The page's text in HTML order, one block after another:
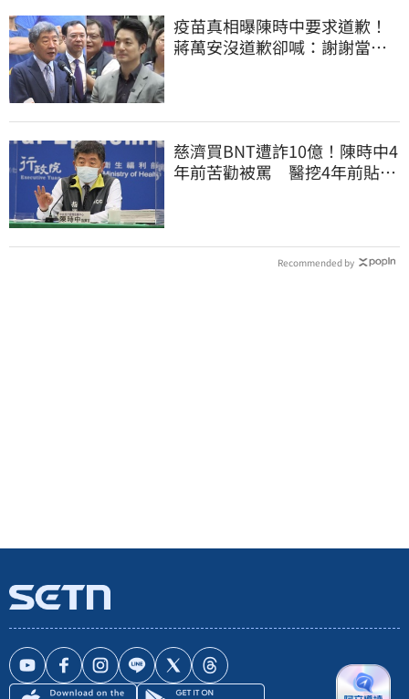
疫苗真相曝陳時中要求道歉！
蔣萬安沒道歉卻喊：謝謝當時
慈濟買BNT遭詐10億！陳時中4
年前苦勸被罵 醫挖4年前貼
Recommended by